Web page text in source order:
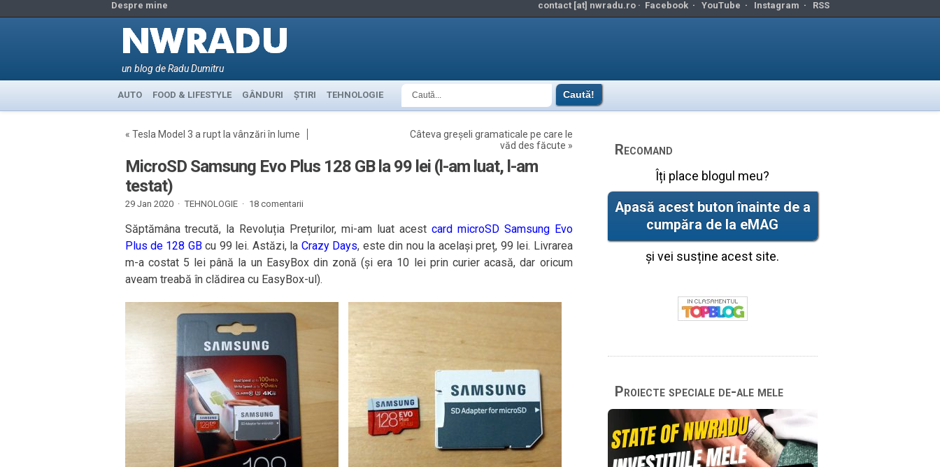
Despre mine contact [at] nwradu.ro · Facebook· YouTube · Instagram · RSS
un blog de Radu Dumitru
AUTO FOOD & LIFESTYLE GÂNDURI ȘTIRI TEHNOLOGIE
« Tesla Model 3 a rupt la vânzări în lume
Câteva greșeli gramaticale pe care le
văd des făcute »
MicroSD Samsung Evo Plus 128 GB la 99 lei (l-am luat, l-am
testat)
29 Jan 2020 · TEHNOLOGIE· 18 comentarii
Săptămâna trecută, la Revoluția Prețurilor, mi-am luat acest card microSD Samsung Evo
Plus de 128 GBcu 99 lei. Astăzi, la Crazy Days, este din nou la același preț, 99 lei. Livrarea
m-a costat 5 lei până la un EasyBox din zonă (și era 10 lei prin curier acasă, dar oricum
aveam treabă în clădirea cu EasyBox-ul).
Recomand
Îți place blogul meu?
Apasă acest buton înainte de a
cumpăra de la eMAG
și vei susține acest site.
Proiecte speciale de-ale mele